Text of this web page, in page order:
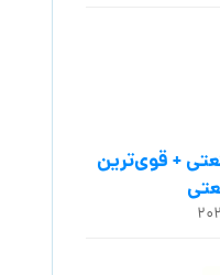
+ قوی‌ترین